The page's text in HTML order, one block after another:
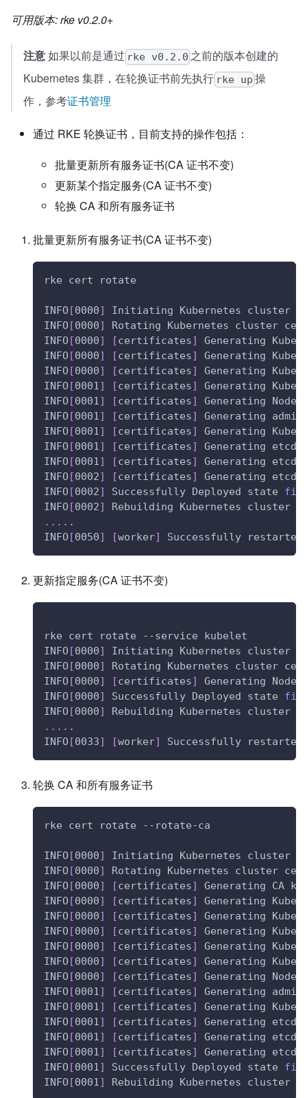
可用版本: rke v0.2.0+
注意如果以前是通过 rke v0.2.0 之前的版本创建的
Kubernetes 集群，在轮换证书前先执行 rke up 操
作，参考证书管理
通过 RKE 轮换证书，目前支持的操作包括：
批量更新所有服务证书(CA 证书不变)
更新某个指定服务(CA 证书不变)
轮换 CA 和所有服务证书
批量更新所有服务证书(CA 证书不变)
rke cert rotate
INFO[0000]
Initiating Kubernetes cluster
INFO[0000]
Rotating Kubernetes cluster
INFO[0000] [certificates]
Generating
INFO[0000] [certificates]
Generating
INFO[0000] [certificates]
Generating
INFO[0001] [certificates]
Generating
INFO[0001] [certificates]
Generating
INFO[0001] [certificates]
Generating
INFO[0001] [certificates]
Generating
INFO[0001] [certificates]
Generating
INFO[0001] [certificates]
Generating
INFO[0002] [certificates]
Generating
INFO[0002] Successfully Deployed state
INFO[0002]
Rebuilding Kubernetes cluster
.. .. .
INFO[0050] [worker] Successfully restarted
更新指定服务(CA 证书不变)
rke cert rotate --service kubelet
INFO[0000]
Initiating Kubernetes cluster
INFO[0000]
Rotating Kubernetes cluster
INFO[0000] [certificates]
Generating
INFO[0000] Successfully Deployed state
INFO[0000]
Rebuilding Kubernetes cluster
.. .. .
INFO[0033] [worker] Successfully restarted
轮换 CA 和所有服务证书
rke cert rotate --rotate-ca
INFO[0000]
Initiating Kubernetes cluster
INFO[0000]
Rotating Kubernetes cluster
INFO[0000] [certificates]
Generating CA
INFO[0000] [certificates]
Generating
INFO[0000] [certificates]
Generating
INFO[0000] [certificates]
Generating
INFO[0000] [certificates]
Generating
INFO[0000] [certificates]
Generating
INFO[0000] [certificates]
Generating
INFO[0001] [certificates]
Generating
INFO[0001] [certificates]
Generating
INFO[0001] [certificates]
Generating
INFO[0001] [certificates]
Generating
INFO[0001] [certificates]
Generating
INFO[0001] Successfully Deployed state
INFO[0001] Rebuilding Kubernetes cluster